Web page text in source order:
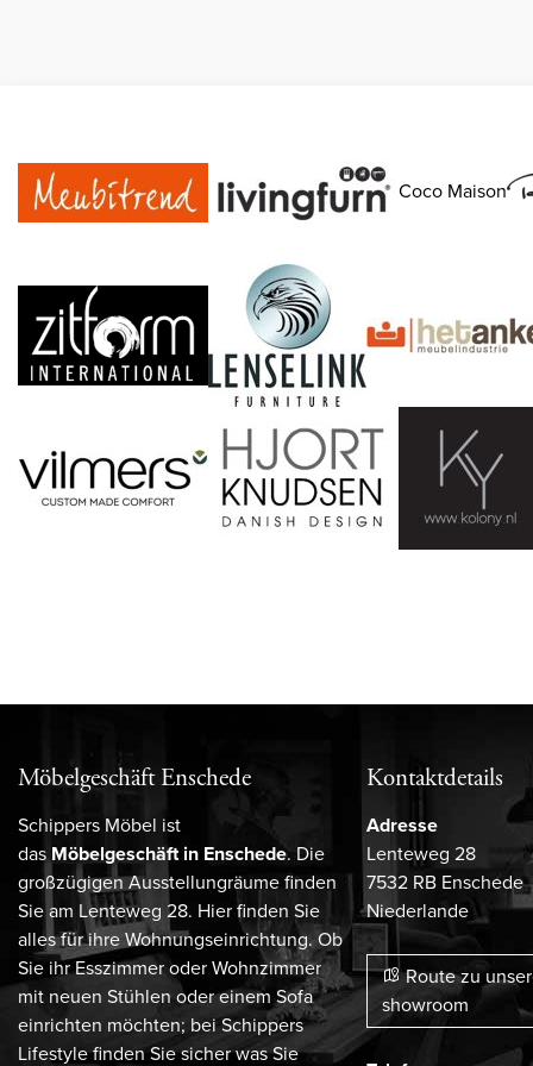
Coco Maison
Möbelgeschäft Enschede
Schippers Möbel ist
das Möbelgeschäft in Enschede. Die
großzügigen Ausstellungräume finden
Sie am Lenteweg 28. Hier finden Sie
alles für ihre Wohnungseinrichtung. Ob
Sie ihr Esszimmer oder Wohnzimmer
mit neuen Stühlen oder einem Sofa
einrichten möchten; bei Schippers
Lifestyle finden Sie sicher was Sie
Kontaktdetails
Adresse
Lenteweg 28
7532 RB Enschede
Niederlande
Route zu
showroom